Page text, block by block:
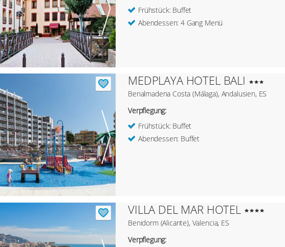
Frühstück: Buffet
Abendessen: 4 Gang Menü
MEDPLAYA HOTEL BALI
Benalmadena Costa (Málaga), Andalusien, ES
Verpflegung:
Frühstück: Buffet
Abendessen: Buffet
VILLA DEL MAR HOTEL
Benidorm (Alicante), Valencia, ES
Verpflegung: